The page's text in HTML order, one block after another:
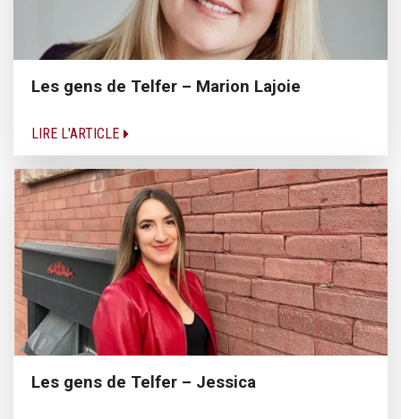
Les gens de Telfer – Marion Lajoie
LIRE L'ARTICLE
Les gens de Telfer – Jessica